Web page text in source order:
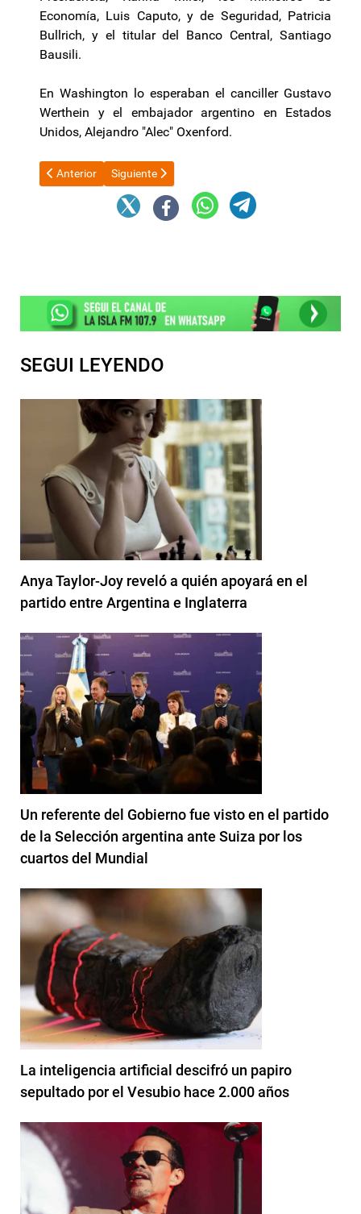
Economía, Luis Caputo, y de Seguridad, Patricia
Bullrich, y el titular del Banco Central, Santiago
Bausili.
En Washington lo esperaban el canciller Gustavo
Werthein y el embajador argentino en Estados
Unidos, Alejandro "Alec" Oxenford.
Artículo anterior: Cristina Kirchner, sobre la advertencia de
Anterior Artículo siguiente: La inflación de septiembre fue
Siguiente
SEGUI LEYENDO
Anya Taylor-Joy reveló a quién apoyará en el
partido entre Argentina e Inglaterra
Un referente del Gobierno fue visto en el partido
de la Selección argentina ante Suiza por los
cuartos del Mundial
La inteligencia artificial descifró un papiro
sepultado por el Vesubio hace 2.000 años